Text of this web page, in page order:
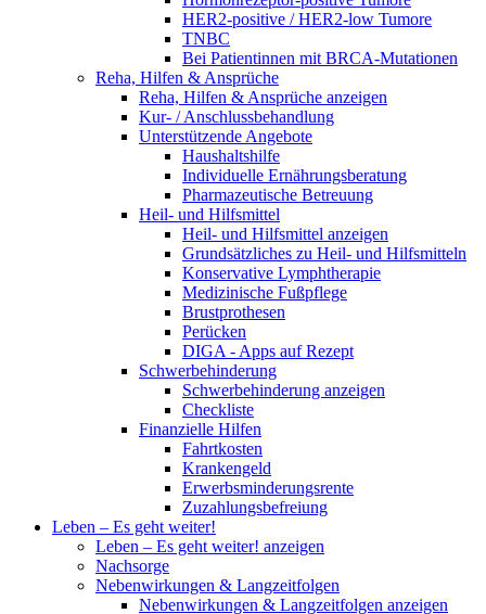
HER2-positive / HER2-low Tumore
TNBC
Bei Patientinnen mit BRCA-Mutationen
Reha, Hilfen & Ansprüche
Reha, Hilfen & Ansprüche anzeigen
Kur- / Anschlussbehandlung
Unterstützende Angebote
Haushaltshilfe
Individuelle Ernährungsberatung
Pharmazeutische Betreuung
Heil- und Hilfsmittel
Heil- und Hilfsmittel anzeigen
Grundsätzliches zu Heil- und Hilfsmitteln
Konservative Lymphtherapie
Medizinische Fußpflege
Brustprothesen
Perücken
DIGA - Apps auf Rezept
Schwerbehinderung
Schwerbehinderung anzeigen
Checkliste
Finanzielle Hilfen
Fahrtkosten
Krankengeld
Erwerbsminderungsrente
Zuzahlungsbefreiung
Leben – Es geht weiter!
Leben – Es geht weiter! anzeigen
Nachsorge
Nebenwirkungen & Langzeitfolgen
Nebenwirkungen & Langzeitfolgen anzeigen